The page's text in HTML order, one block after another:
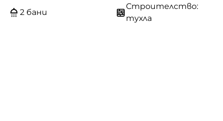
2 бани
Строителство:
тухла